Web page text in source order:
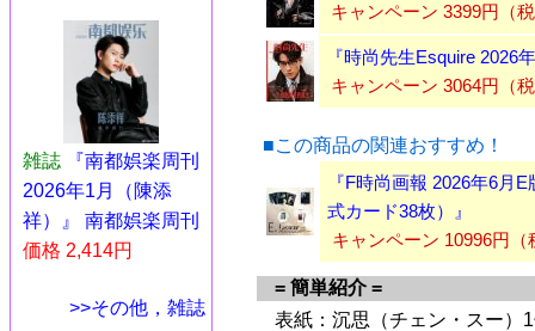
雑誌
『南都娯楽周刊
2026年1月（陳添
祥）』 南都娯楽周刊
価格 2,414円
>>その他，雑誌
キャンペーン 3399円（
『時尚先生Esquire 2026
キャンペーン 3064円（
■この商品の関連おすすめ！
『F時尚画報 2026年6月
式カード38枚）』
キャンペーン 10996円
= 簡単紹介 =
表紙：沉思（チェン・スー）